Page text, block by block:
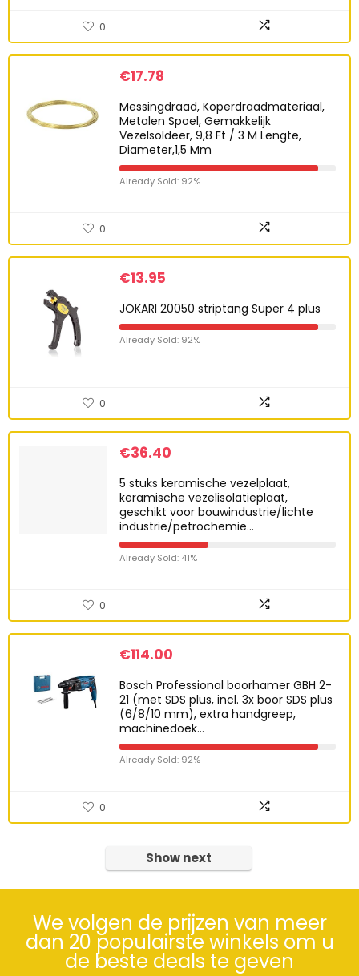
0
€17.78
Messingdraad, Koperdraadmateriaal,
Metalen Spoel, Gemakkelijk
Vezelsoldeer, 9,8 Ft / 3 M Lengte,
Diameter,1,5 Mm
Already Sold: 92%
0
€13.95
JOKARI 20050 striptang Super 4 plus
Already Sold: 92%
0
€36.40
5 stuks keramische vezelplaat,
keramische vezelisolatieplaat,
geschikt voor bouwindustrie/lichte
industrie/petrochemie…
Already Sold: 41%
0
€114.00
Bosch Professional boorhamer GBH 2-
21 (met SDS plus, incl. 3x boor SDS plus
(6/8/10 mm), extra handgreep,
machinedoek…
Already Sold: 92%
0
Show next
We volgen de prijzen van meer
dan 20 populairste winkels om u
de beste deals te geven